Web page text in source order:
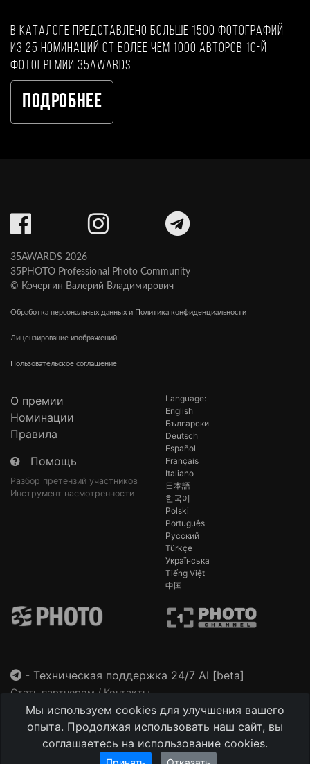
В каталоге представлено больше 1500 фотографий
из 25 номинаций от более чем 1000 авторов 10-й
фотопремии 35AWARDS
Подробнее
Мы используем cookies для улучшения вашего
опыта. Продолжая использовать наш сайт, вы
соглашаетесь на использование cookies.
35AWARDS 2026
35PHOTO Professional Photo Community
© Кочергин Валерий Владимирович
Обработка персональных данных и Политика конфиденциальности
Лицензирование изображений
Пользовательское соглашение
О премии
Номинации
Правила
Помощь
Разбор претензий участников
Инструмент насмотренности
Language:
English
Български
Deutsch
Español
Français
Italiano
日本語
한국어
Polski
Português
Русский
Türkçe
Українська
Tiếng Việt
中国
- Техническая поддержка 24/7 AI [beta]
Стать партнером / Контакты
This site is protected by reCAPTCHA and the GooglePrivacy Policyand
Terms of Service